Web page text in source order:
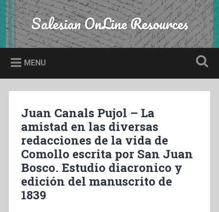
Skip
to
content
Search Salesian OnLine Resources
MENU
Juan Canals Pujol – La
amistad en las diversas
redacciones de la vida de
Comollo escrita por San Juan
Bosco. Estudio diacronico y
edición del manuscrito de
1839